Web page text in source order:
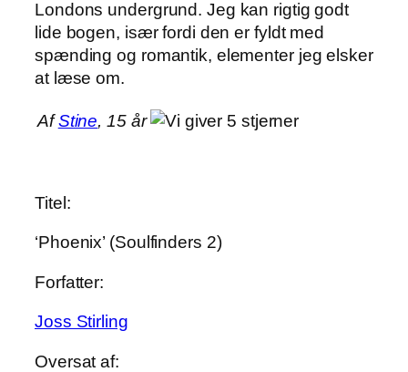
Londons undergrund. Jeg kan rigtig godt
lide bogen, især fordi den er fyldt med
spænding og romantik, elementer jeg elsker
at læse om.
AfStine, 15 år
Titel:
‘Phoenix’ (Soulfinders 2)
Forfatter:
Joss Stirling
Oversat af: